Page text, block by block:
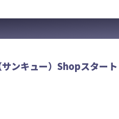
ンキュー）Shopスタート